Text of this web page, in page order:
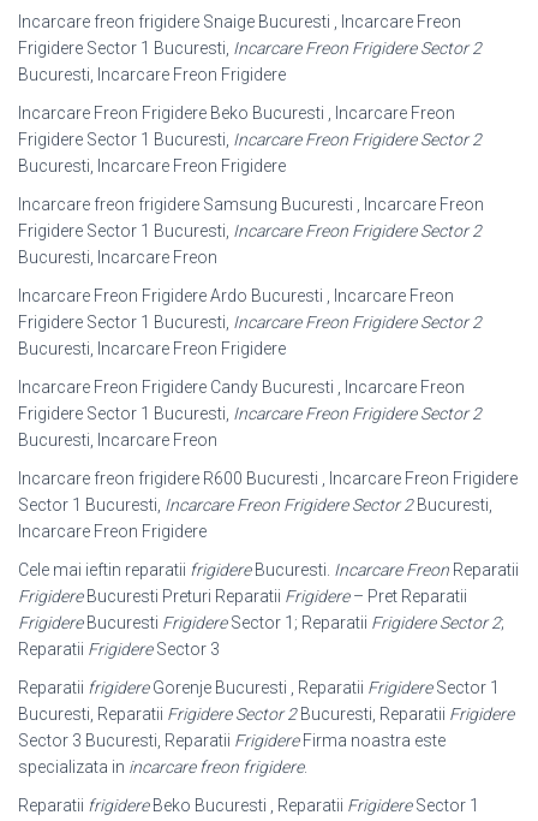
Incarcare freon frigidere Snaige Bucuresti , Incarcare Freon
Frigidere Sector 1 Bucuresti, Incarcare Freon Frigidere Sector 2
Bucuresti, Incarcare Freon Frigidere
Incarcare Freon Frigidere Beko Bucuresti , Incarcare Freon
Frigidere Sector 1 Bucuresti, Incarcare Freon Frigidere Sector 2
Bucuresti, Incarcare Freon Frigidere
Incarcare freon frigidere Samsung Bucuresti , Incarcare Freon
Frigidere Sector 1 Bucuresti, Incarcare Freon Frigidere Sector 2
Bucuresti, Incarcare Freon
Incarcare Freon Frigidere Ardo Bucuresti , Incarcare Freon
Frigidere Sector 1 Bucuresti, Incarcare Freon Frigidere Sector 2
Bucuresti, Incarcare Freon Frigidere
Incarcare Freon Frigidere Candy Bucuresti , Incarcare Freon
Frigidere Sector 1 Bucuresti, Incarcare Freon Frigidere Sector 2
Bucuresti, Incarcare Freon
Incarcare freon frigidere R600 Bucuresti , Incarcare Freon Frigidere
Sector 1 Bucuresti, Incarcare Freon Frigidere Sector 2Bucuresti,
Incarcare Freon Frigidere
Cele mai ieftin reparatii frigidereBucuresti. Incarcare Freon Reparatii
FrigidereBucuresti Preturi Reparatii Frigidere– Pret Reparatii
FrigidereBucuresti FrigidereSector 1; Reparatii Frigidere Sector 2;
Reparatii FrigidereSector 3
Reparatii frigidereGorenje Bucuresti , Reparatii FrigidereSector 1
Bucuresti, Reparatii Frigidere Sector 2Bucuresti, Reparatii Frigidere
Sector 3 Bucuresti, Reparatii FrigidereFirma noastra este
specializata in incarcare freon frigidere.
Reparatii frigidereBeko Bucuresti , Reparatii FrigidereSector 1